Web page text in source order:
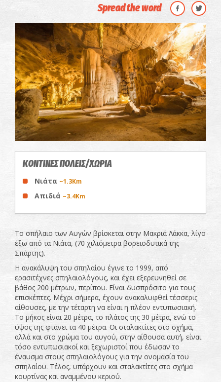
Spread the word
ΚΟΝΤΙΝΕΣ ΠΟΛΕΙΣ/ΧΩΡΙΑ
Νιάτα ~1.3Km
Απιδιά ~3.4Km
Το σπήλαιο των Αυγών βρίσκεται στην Μακριά Λάκκα, λίγο
έξω από τα Νιάτα, (70 χιλιόμετρα βορειοδυτικά της
Σπάρτης).
Η ανακάλυψη του σπηλαίου έγινε το 1999, από
ερασιτέχνες σπηλαιολόγους, και έχει εξερευνηθεί σε
βάθος 200 μέτρων, περίπου. Είναι δυσπρόσιτο για τους
επισκέπτες. Μέχρι σήμερα, έχουν ανακαλυφθεί τέσσερις
αίθουσες, με την τέταρτη να είναι η πλέον εντυπωσιακή.
Το μήκος είναι 20 μέτρα, το πλάτος της 30 μέτρα, ενώ το
ύψος της φτάνει τα 40 μέτρα. Οι σταλακτίτες στο σχήμα,
αλλά και στο χρώμα του αυγού, στην αίθουσα αυτή, είναι
τόσο εντυπωσιακοί και ξεχωριστοί που έδωσαν το
έναυσμα στους σπηλαιολόγους για την ονομασία του
σπηλαίου. Τέλος, υπάρχουν και σταλακτίτες στο σχήμα
κουρτίνας και αναμμένου κεριού.